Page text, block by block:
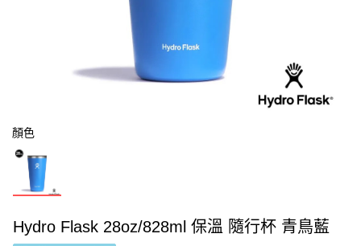
顏色
Hydro Flask 28oz/828ml 保溫 隨行杯 青鳥藍